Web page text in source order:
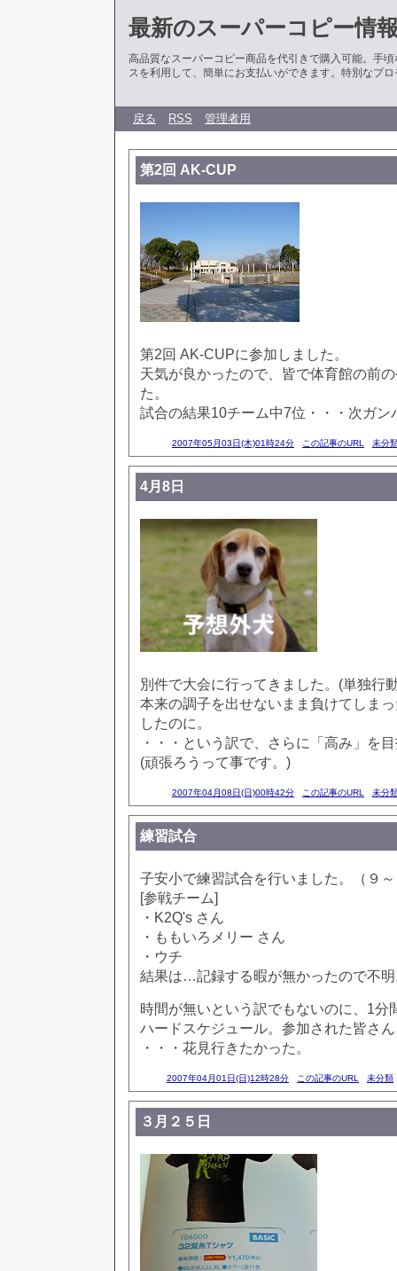
最新のスーパーコピー情
高品質なスーパーコピー商品を代引きで購入可能。手
スを利用して、簡単にお支払いができます。特別なプ
戻る RSS 管理者用
第2回 AK-CUP
第2回 AK-CUPに参加しました。
天気が良かったので、皆で体育館の前
た。
試合の結果10チーム中7位・・・次ガン
2007年05月03日(木)01時24分 この記事のURL 未分
4月8日
別件で大会に行ってきました。(単独行
本来の調子を出せないまま負けてしま
したのに。
・・・という訳で、さらに「高み」を
(頑張ろうって事です。)
2007年04月08日(日)00時42分 この記事のURL 未分
練習試合
子安小で練習試合を行いました。（９
[参戦チーム]
・K2Q's さん
・ももいろメリー さん
・ウチ
結果は…記録する暇が無かったので不
時間が無いという訳でもないのに、1分
ハードスケジュール。参加された皆さ
・・・花見行きたかった。
2007年04月01日(日)12時28分 この記事のURL 未分類
３月２５日